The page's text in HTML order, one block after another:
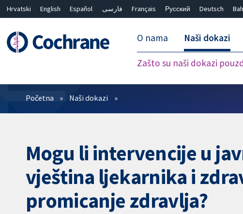
Hrvatski English Español فارسی Français Русский Deutsch
O nama Naši dokazi
Zašto su naši dokazi
Prečistači
Početna Naši dokazi
Mogu li intervencije u
vještina ljekarnika i
promicanje zdravlja?